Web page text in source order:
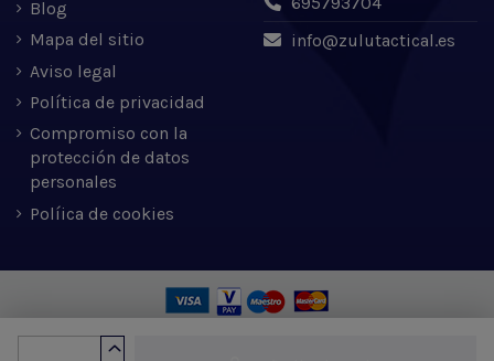
Blog
Mapa del sitio
Aviso legal
Política de privacidad
Compromiso con la
protección de datos
personales
Políica de cookies
info@zulutactical.es
Zulu Tactical S.L. © 2022 | Desarrollado por Expertic